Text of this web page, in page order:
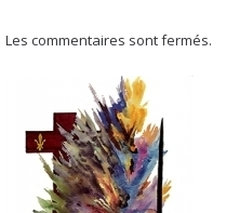
Les commentaires sont fermés.